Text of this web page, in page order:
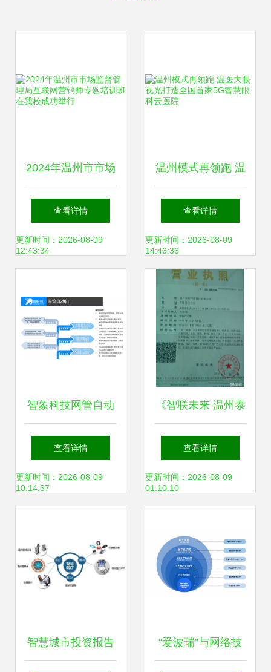
2024年温州市市场
监督管理局互联网
营销师专题培训班
查看详情
更新时间：2026-08-09
12:43:34
温州模式再领跑 温
医大眼视光打造全
国首家5G智慧眼科
云医院
查看详情
更新时间：2026-08-09
14:46:36
智象科技网管自动
化在金融行业中的
创新应用
查看详情
更新时间：2026-08-09
10:14:37
《智联未来 温州泰
利网络科技的网络
技术服务实践》
查看详情
更新时间：2026-08-09
01:10:10
智慧城市投资报告 “爱波瑞”与网络技